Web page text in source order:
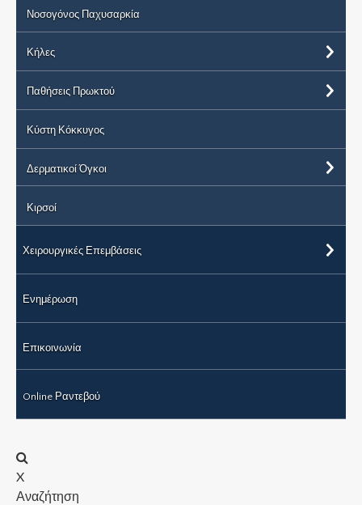
Νοσογόνος Παχυσαρκία
Κήλες
Παθήσεις Πρωκτού
Κύστη Κόκκυγος
Δερματικοί Όγκοι
Κιρσοί
Χειρουργικές Επεμβάσεις
Ενημέρωση
Επικοινωνία
Online Ραντεβού
X
Αναζήτηση